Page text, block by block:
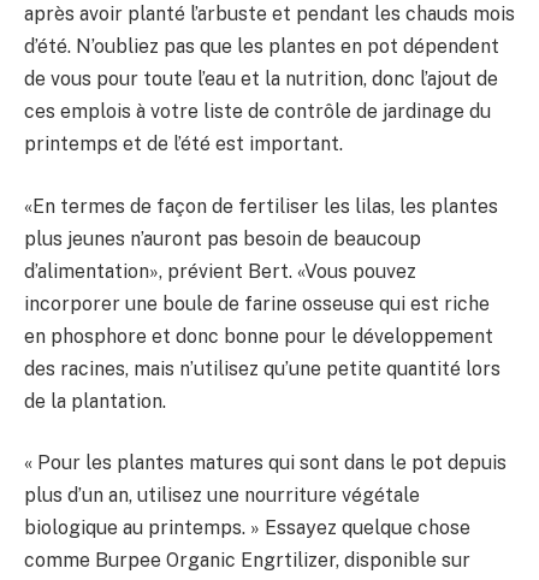
après avoir planté l’arbuste et pendant les chauds mois
d’été. N’oubliez pas que les plantes en pot dépendent
de vous pour toute l’eau et la nutrition, donc l’ajout de
ces emplois à votre liste de contrôle de jardinage du
printemps et de l’été est important.
«En termes de façon de fertiliser les lilas, les plantes
plus jeunes n’auront pas besoin de beaucoup
d’alimentation», prévient Bert. «Vous pouvez
incorporer une boule de farine osseuse qui est riche
en phosphore et donc bonne pour le développement
des racines, mais n’utilisez qu’une petite quantité lors
de la plantation.
« Pour les plantes matures qui sont dans le pot depuis
plus d’un an, utilisez une nourriture végétale
biologique au printemps. » Essayez quelque chose
comme Burpee Organic Engrtilizer, disponible sur